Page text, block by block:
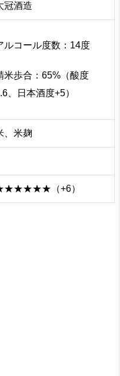
冠酒造
ルコール度数：14度
米歩合：65%（酸度
、日本酒度+5）
、米麹
（+6）